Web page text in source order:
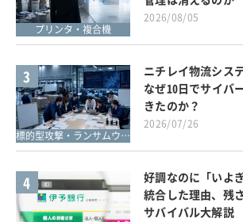
プリンタ・複合機
2026/08/05
3
標的型攻撃・ランサムウェア対策
ニチレイ物流シス
なぜ10日でサイバ
きたのか？
2026/07/26
4
好調なのに「いよ
統合した理由、残
サバイバル大解説